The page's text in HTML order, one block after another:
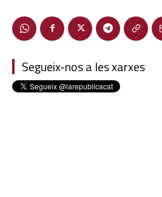
Segueix-nos a les xarxes